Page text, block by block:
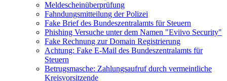
Meldescheinüberprüfung
Fahndungsmitteilung der Polizei
Fake Brief des Bundeszentralamts für Steuern
Phishing Versuche unter dem Namen "Eviivo Security"
Fake Rechnung zur Domain Registrierung
Achtung: Fake E-Mail des Bundeszentralamts für
Steuern
Betrugsmasche: Zahlungsaufruf durch vermeintliche
Kreisvorsitzende